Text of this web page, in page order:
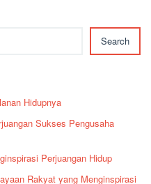
Search
Hidupnya
Sukses Pengusaha
Perjuangan Hidup
Rakyat yang Menginspirasi